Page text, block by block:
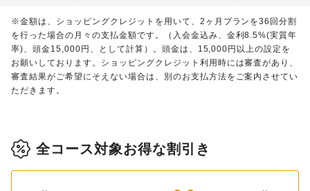
プラン（※頭金15,000円） 分割回数 初回 月々
2ヶ月プラン ¥457,600
12回 ¥38,641 ¥38,600
24回 ¥20,548 ¥20,100
3ヶ月プラン 632,500 24回 ¥29,652
19,400
※金額は、ショッピングクレジットを用いて、2ヶ月プランを36回分割
を行った場合の月々の支払金額です。（入会金込み、金利8.5%(実質年
率)、頭金15,000円、として計算）。頭金は、15,000円以上の設定を
お願いしております。ショッピングクレジット利用時には審査があり、
審査結果がご希望にそえない場合は、別のお支払方法をご案内させてい
ただきます。
全コース対象お得な割引き